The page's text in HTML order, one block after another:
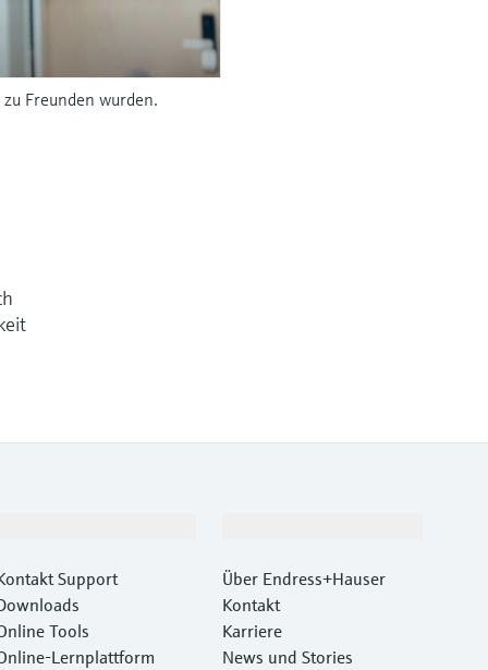
Freunden wurden.
Support
Tools
Lernplattform
Über Endress+Hauser
Kontakt
Karriere
News und Stories